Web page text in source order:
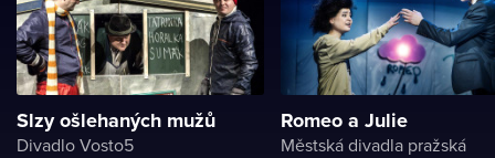
Slzy ošlehaných mužů
Divadlo Vosto5
Romeo a Julie
Městská divadla pražská